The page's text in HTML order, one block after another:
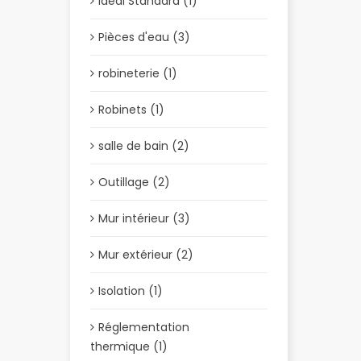
Pièces d'eau (3)
robineterie (1)
Robinets (1)
salle de bain (2)
Outillage (2)
Mur intérieur (3)
Mur extérieur (2)
Isolation (1)
Réglementation
thermique (1)